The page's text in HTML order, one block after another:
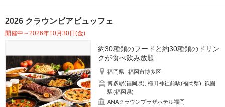
2026 クラウンビアビュッフェ
開催中～2026年10月30日(金)
約30種類のフードと約30種類のドリン
クが食べ飲み放題
福岡県
福岡市博多区
博多駅(福岡県) ,櫛田神社前駅(福岡県) ,祇園
駅(福岡県)
ANAクラウンプラザホテル福岡